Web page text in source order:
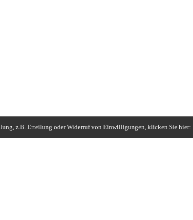
z.B. Erteilung oder Widerruf von Einwilligungen, klicken Sie hier: